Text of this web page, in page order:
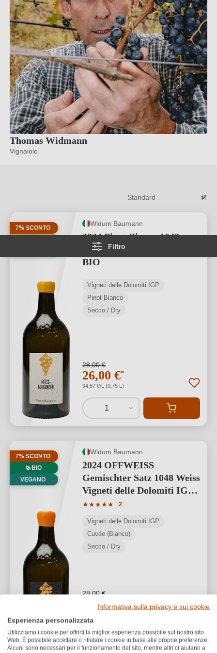
Thomas Widmann
Vignaiolo
Filtro
7% SCONTO
Widum Baumann
2024 Pinot Bianco 1048
Vigneti delle Dolomiti IGP
BIO
Vigneti delle Dolomiti IGP
Pinot Bianco
Secco / Dry
28,00 €
26,00 €*
34,67 €/L (0,75 L)
1
7% SCONTO
BIO
VEGANO
Widum Baumann
2024 OFFWEISS
Gemischter Satz 1048 Weiss
Vigneti delle Dolomiti IGP
BIO
★★★★★
Valutazione media di 5 su 5 stelle
2
Vigneti delle Dolomiti IGP
Cuvée (Bianco)
Secco / Dry
28,00 €
26,00 €
1
Informativa sulla privacy e sui cookie
Esperienza personalizzata
Utilizziamo i cookie per offrirti la miglior esperienza possibile sul nostro sito
Web. È possibile accettare o rifiutare i cookie in base alle proprie preferenze.
Alcuni sono necessari per il funzionamento del sito, mentre altri ci aiutano a